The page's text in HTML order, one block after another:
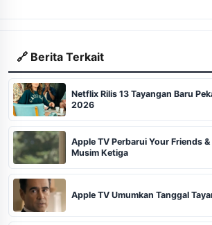
🔗 Berita Terkait
Netflix Rilis 13 Tayangan Baru
2026
Apple TV Perbarui Your Friends
Musim Ketiga
Apple TV Umumkan Tanggal